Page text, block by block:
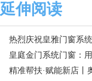
延伸阅读
热烈庆祝皇雅门窗系
开
皇庭金门系统门窗：
精准帮扶·赋能新店丨